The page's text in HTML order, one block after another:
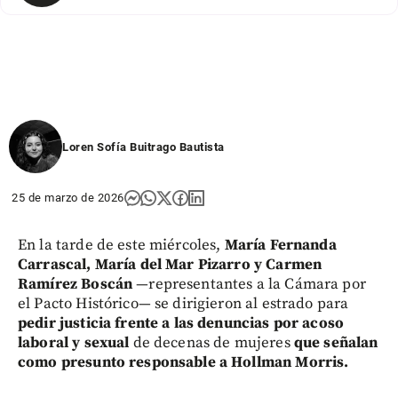
Loren Sofía Buitrago Bautista
25 de marzo de 2026
En la tarde de este miércoles, María Fernanda
Carrascal, María del Mar Pizarro y Carmen
Ramírez Boscán—representantes a la Cámara por
el Pacto Histórico— se dirigieron al estrado para
pedir justicia frente a las denuncias por acoso
laboral y sexual de decenas de mujeresque señalan
como presunto responsable a Hollman Morris.